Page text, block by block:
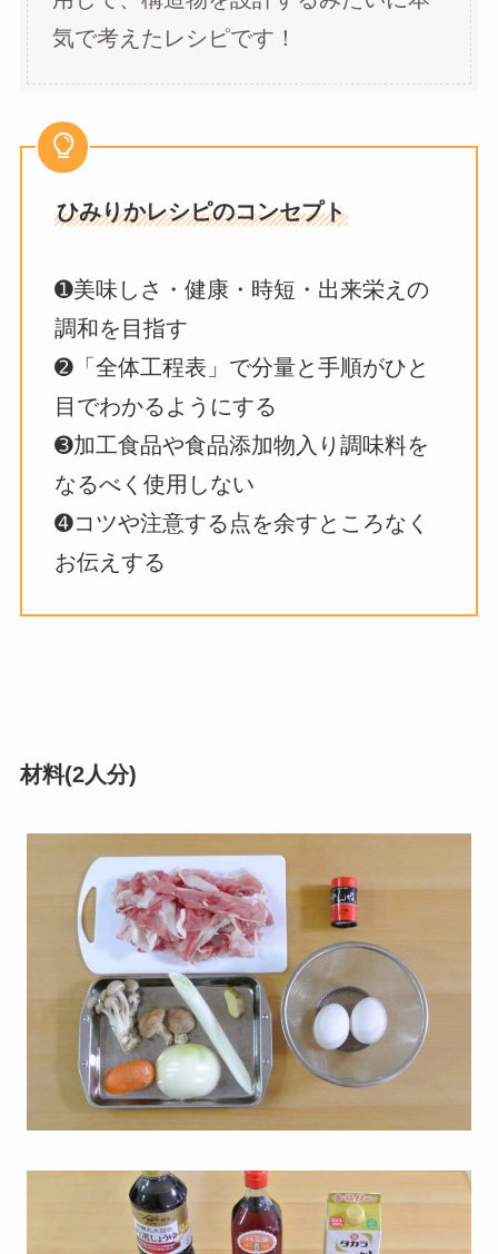
気で考えたレシピです！
ひみりかレシピのコンセプト
➊美味しさ・健康・時短・出来栄えの
調和を目指す
➋「全体工程表」で分量と手順がひと
目でわかるようにする
➌加工食品や食品添加物入り調味料を
なるべく使用しない
➍コツや注意する点を余すところなく
お伝えする
材料(2人分)